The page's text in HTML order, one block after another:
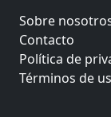
Sobre
Contacto
Política de
Términos de